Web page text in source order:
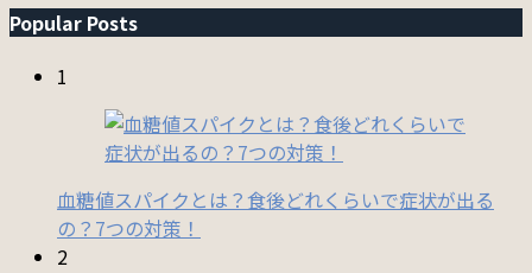
Popular Posts
1
血糖値スパイクとは？食後どれくらいで症状が出る
の？7つの対策！
2